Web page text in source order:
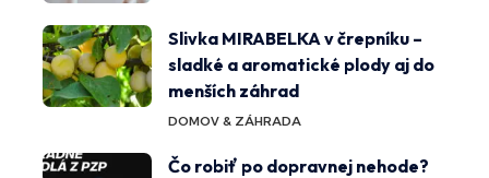
Slivka MIRABELKA v črepníku –
sladké a aromatické plody aj do
menších záhrad
DOMOV & ZÁHRADA
Čo robiť po dopravnej nehode?